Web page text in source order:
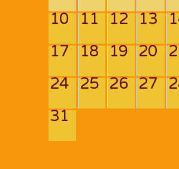
10 11 12 13
17 18 19 20
24 25 26 27
31